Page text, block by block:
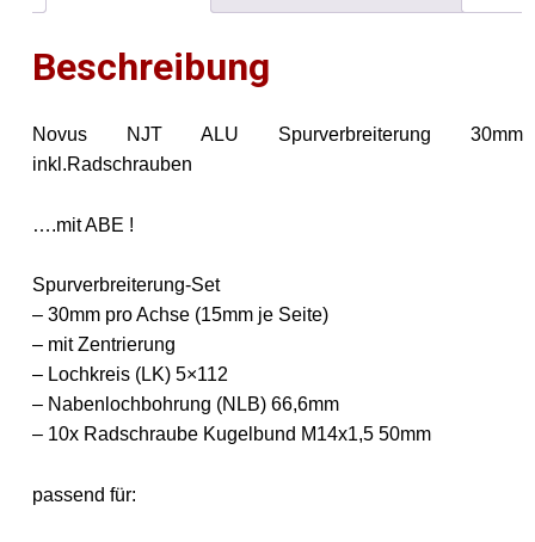
Beschreibung
Novus NJT ALU Spurverbreiterung 30mm
inkl.Radschrauben
….mit ABE !
Spurverbreiterung-Set
– 30mm pro Achse (15mm je Seite)
– mit Zentrierung
– Lochkreis (LK) 5×112
– Nabenlochbohrung (NLB) 66,6mm
– 10x Radschraube Kugelbund M14x1,5 50mm
passend für: